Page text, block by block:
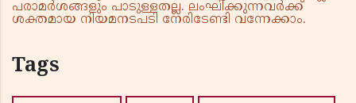
പരാമർശങ്ങളും പാടുള്ളതല്ല. ലംഘിക്കുന്നവർക്ക്
ശക്തമായ നിയമനടപടി നേരിടേണ്ടി വന്നേക്കാം.
Tags